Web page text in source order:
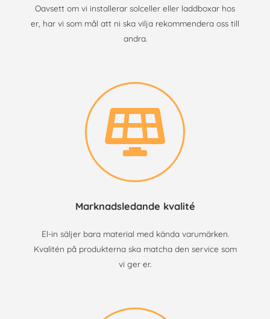
Oavsett om vi installerar solceller eller laddboxar hos
er, har vi som mål att ni ska vilja rekommendera oss till
andra.
Marknadsledande kvalité
El-in säljer bara material med kända varumärken.
Kvalitén på produkterna ska matcha den service som
vi ger er.